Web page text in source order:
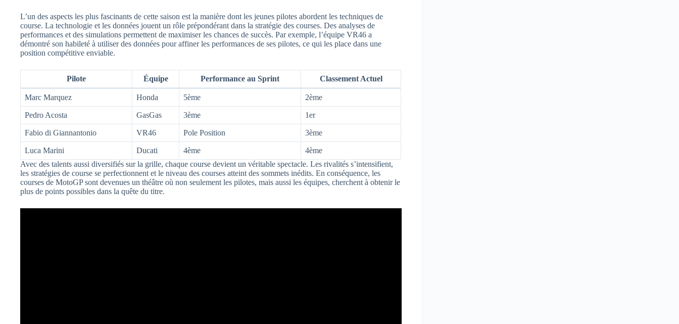
L’un des aspects les plus fascinants de cette saison est la manière dont les jeunes pilotes abordent les techniques de
course. La technologie et les données jouent un rôle prépondérant dans la stratégie des courses. Des analyses de
performances et des simulations permettent de maximiser les chances de succès. Par exemple, l’équipe VR46 a
démontré son habileté à utiliser des données pour affiner les performances de ses pilotes, ce qui les place dans une
position compétitive enviable.
Pilote Équipe Performance au Sprint Classement Actuel
Marc Marquez Honda 5ème 2ème
Pedro Acosta GasGas 3ème 1er
Fabio di Giannantonio VR46 Pole Position 3ème
Luca Marini Ducati 4ème
4ème
Avec des talents aussi diversifiés sur la grille, chaque course devient un véritable spectacle. Les rivalités s’intensifient,
les stratégies de course se perfectionnent et le niveau des courses atteint des sommets inédits. En conséquence, les
courses de MotoGP sont devenues un théâtre où non seulement les pilotes, mais aussi les équipes, cherchent à obtenir le
plus de points possibles dans la quête du titre.